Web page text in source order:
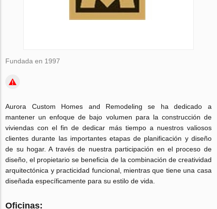
Fundada en 1997
Aurora Custom Homes and Remodeling se ha dedicado a
mantener un enfoque de bajo volumen para la construcción de
viviendas con el fin de dedicar más tiempo a nuestros valiosos
clientes durante las importantes etapas de planificación y diseño
de su hogar. A través de nuestra participación en el proceso de
diseño, el propietario se beneficia de la combinación de creatividad
arquitectónica y practicidad funcional, mientras que tiene una casa
diseñada específicamente para su estilo de vida.
Oficinas: